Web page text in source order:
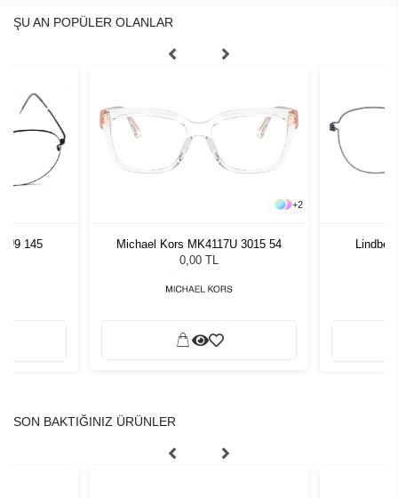
ŞU AN POPÜLER OLANLAR
U9 145
+2
Michael Kors MK4117U 3015 54
0,00 TL
SON BAKTIĞINIZ ÜRÜNLER